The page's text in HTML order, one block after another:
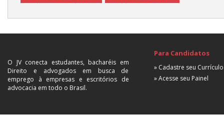
O JV conecta estudantes, bacharéis em
Direito e advogados em busca de
emprego à empresas e escritórios de
advocacia em todo o Brasil.
Para Candidatos
» Cadastre seu Currículo
» Acesse seu Painel